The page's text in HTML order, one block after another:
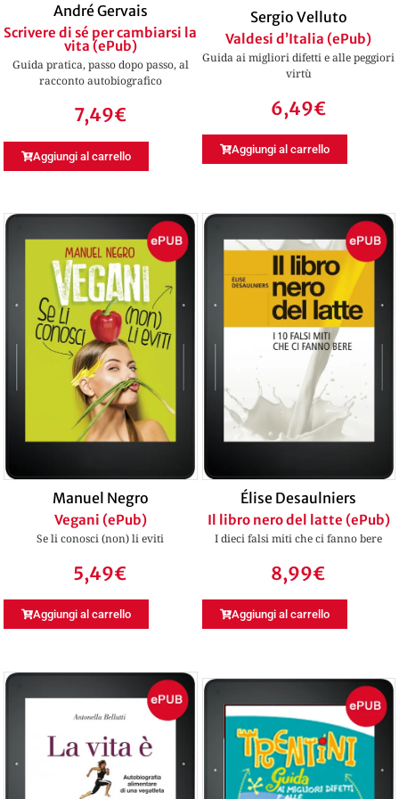
André Gervais
Scrivere di sé per cambiarsi la
vita (ePub)
Guida pratica, passo dopo passo, al
racconto autobiografico
7,49€
Aggiungi al carrello
Sergio Velluto
Valdesi d’Italia (ePub)
Guida ai migliori difetti e alle peggiori
virtù
6,49€
Aggiungi al carrello
Manuel Negro
Vegani (ePub)
Se li conosci (non) li eviti
5,49€
Aggiungi al carrello
Élise Desaulniers
Il libro nero del latte (ePub)
I dieci falsi miti che ci fanno bere
8,99€
Aggiungi al carrello